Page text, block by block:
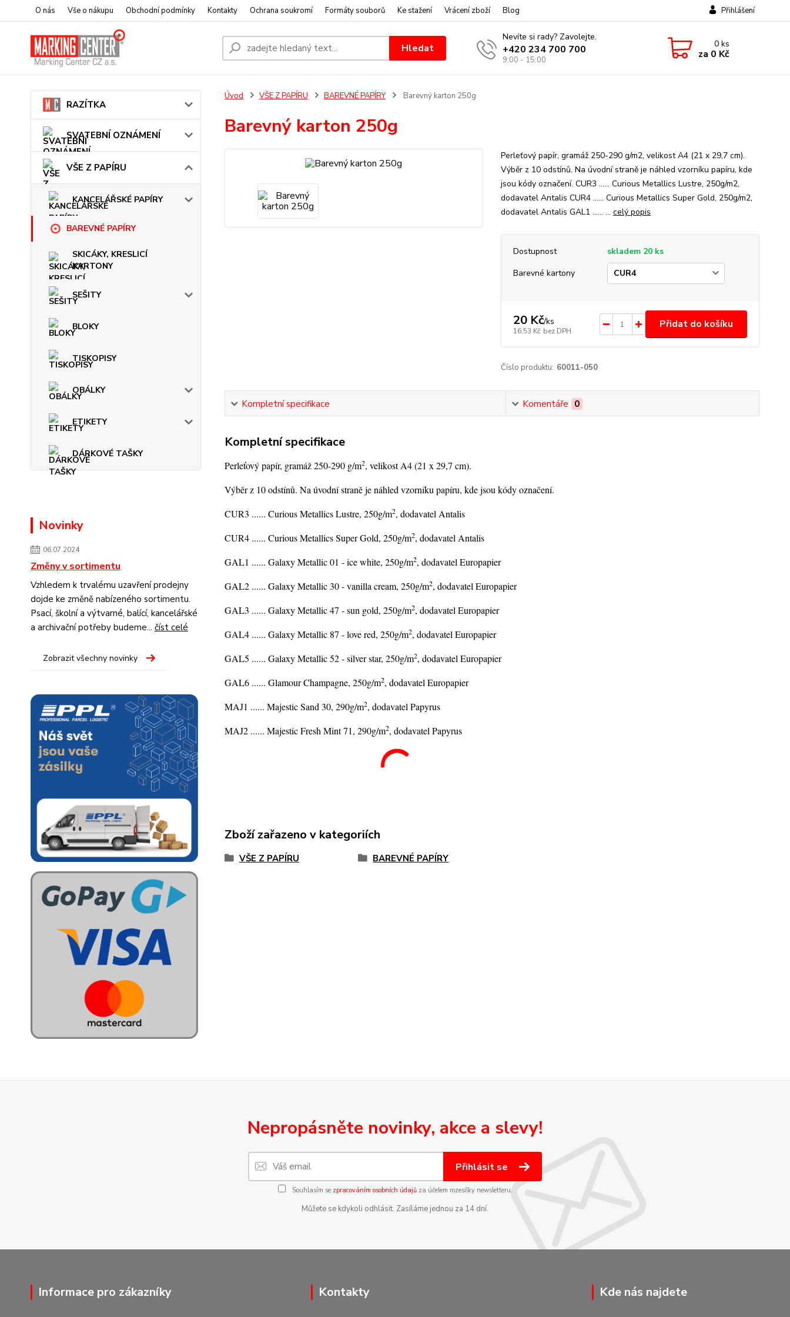
O nás Vše o nákupu Obchodní podmínky Kontakty Ochrana soukromí Formáty souborů Ke stažení Vrácení zboží Blog Přihlášení
Hledat
Nevíte si rady? Zavolejte.
+420 234 700 700
9:00 - 15:00
0ks
za 0 Kč
RAZÍTKA
SVATEBNÍ OZNÁMENÍ
VŠE Z PAPÍRU
KANCELÁŘSKÉ PAPÍRY
BAREVNÉ PAPÍRY
SKICÁKY, KRESLICÍ
KARTONY
SEŠITY
BLOKY
TISKOPISY
OBÁLKY
ETIKETY
DÁRKOVÉ TAŠKY
Novinky
06.07.2024
Změny v sortimentu
Vzhledem k trvalému uzavření prodejny
dojde ke změně nabízeného sortimentu.
Psací, školní a výtvarné, balící, kancelářské
a archivační potřeby budeme... číst celé
Zobrazit všechny novinky
Úvod VŠE Z PAPÍRU BAREVNÉ PAPÍRY Barevný karton 250g
Barevný karton 250g
Perleťový papír, gramáž 250-290 g/m2, velikost A4 (21 x 29,7 cm).
Výběr z 10 odstínů. Na úvodní straně je náhled vzorníku papíru, kde
jsou kódy označení. CUR3 ...... Curious Metallics Lustre, 250g/m2,
dodavatel Antalis CUR4 ...... Curious Metallics Super Gold, 250g/m2,
dodavatel Antalis GAL1 ...... ... celý popis
Dostupnost
skladem 20 ks
Barevné kartony
20 Kč/ks
16,53 Kč bez DPH
Přidat do košíku
Číslo produktu: 60011-050
Kompletní specifikace Komentáře 0
Kompletní specifikace
Perleťový papír, gramáž 250-290 g/m2, velikost A4 (21 x 29,7 cm).
Výběr z 10 odstínů. Na úvodní straně je náhled vzorníku papíru, kde jsou kódy označení.
CUR3 ...... Curious Metallics Lustre, 250g/m2, dodavatel Antalis
CUR4 ...... Curious Metallics Super Gold, 250g/m2, dodavatel Antalis
GAL1 ...... Galaxy Metallic 01 - ice white, 250g/m2, dodavatel Europapier
GAL2 ...... Galaxy Metallic 30 - vanilla cream, 250g/m2, dodavatel Europapier
GAL3 ...... Galaxy Metallic 47 - sun gold, 250g/m2, dodavatel Europapier
GAL4 ...... Galaxy Metallic 87 - love red, 250g/m2, dodavatel Europapier
GAL5 ...... Galaxy Metallic 52 - silver star, 250g/m2, dodavatel Europapier
GAL6 ...... Glamour Champagne, 250g/m2, dodavatel Europapier
MAJ1 ...... Majestic Sand 30, 290g/m2, dodavatel Papyrus
MAJ2 ...... Majestic Fresh Mint 71, 290g/m2, dodavatel Papyrus
Zboží zařazeno v kategoriích
VŠE Z PAPÍRU BAREVNÉ PAPÍRY
Nepropásněte novinky, akce a slevy!
Přihlásit se
Souhlasím se zpracováním osobních údajůza účelem rozesílky newsletteru.
Můžete se kdykoli odhlásit. Zasíláme jednou za 14 dní.
Informace pro zákazníky Kontakty Kde nás najdete